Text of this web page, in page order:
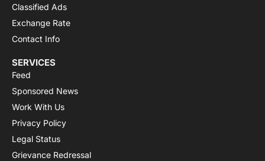
Classified Ads
Exchange Rate
Contact Info
SERVICES
Feed
Sponsored News
Work With Us
Privacy Policy
Legal Status
Grievance Redressal